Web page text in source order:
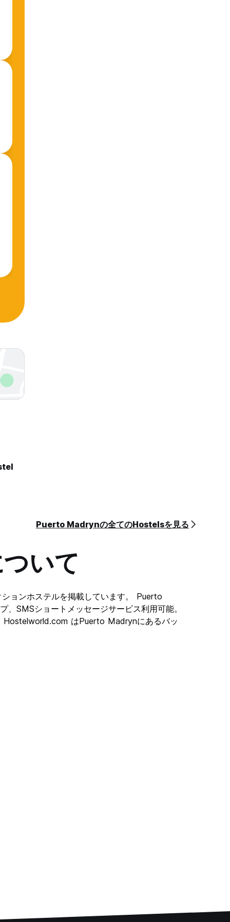
Puerto Madrynの全てのHostelsを見る
いて
ンホステルを掲載しています。 Puerto
SMSショートメッセージサービス利用可能。
はPuerto Madrynにあるバッ